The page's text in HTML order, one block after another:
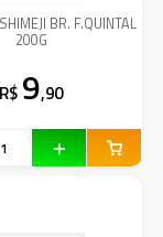
BR. F.QUINTAL
200G
R$ 9,90